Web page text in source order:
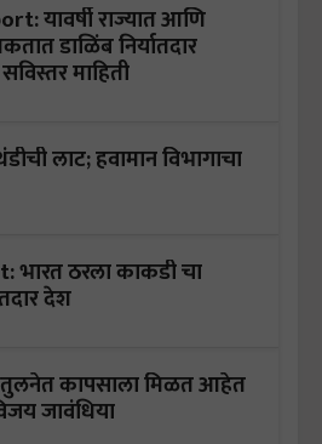
यावर्षी राज्यात आणि
डाळिंब निर्यातदार
माहिती
लाट; हवामान विभागाचा
भारत ठरला काकडी चा
सगळ्यात मोठा निर्यातदार देश
तुलनेत कापसाला मिळत आहेत
जावंधिया